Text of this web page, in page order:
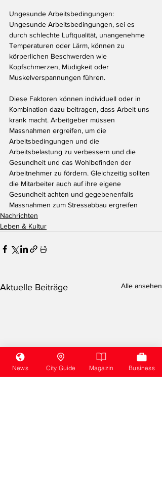
Ungesunde Arbeitsbedingungen:
Ungesunde Arbeitsbedingungen, sei es
durch schlechte Luftqualität, unangenehme
Temperaturen oder Lärm, können zu
körperlichen Beschwerden wie
Kopfschmerzen, Müdigkeit oder
Muskelverspannungen führen.
Diese Faktoren können individuell oder in
Kombination dazu beitragen, dass Arbeit uns
krank macht. Arbeitgeber müssen
Massnahmen ergreifen, um die
Arbeitsbedingungen und die
Arbeitsbelastung zu verbessern und die
Gesundheit und das Wohlbefinden der
Arbeitnehmer zu fördern. Gleichzeitig sollten
die Mitarbeiter auch auf ihre eigene
Gesundheit achten und gegebenenfalls
Massnahmen zum Stressabbau ergreifen
Nachrichten
Leben & Kultur
Aktuelle Beiträge Alle ansehen
News City Guide Magazin Business